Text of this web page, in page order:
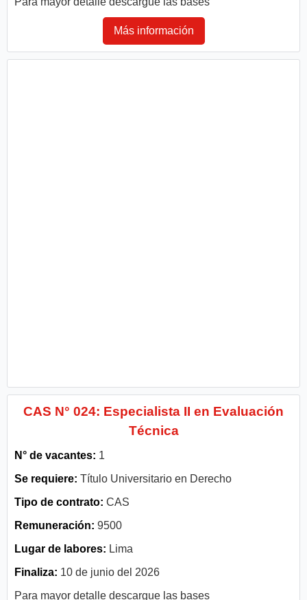
Más información
CAS N° 024: Especialista II en Evaluación
Técnica
N° de vacantes: 1
Se requiere: Título Universitario en Derecho
Tipo de contrato: CAS
Remuneración: 9500
Lugar de labores: Lima
Finaliza: 10 de junio del 2026
Para mayor detalle descargue las bases